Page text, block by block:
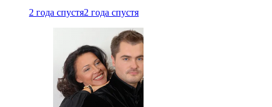
2 года спустя2 года спустя